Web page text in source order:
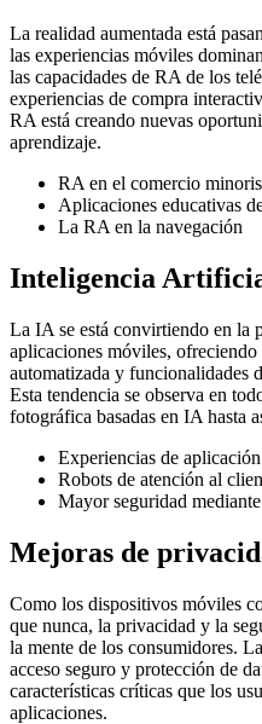
La realidad aumentada está
las experiencias móviles
las capacidades de RA de los
experiencias de compra
RA está creando nuevas
aprendizaje.
RA en el comercio
Aplicaciones educativas
La RA en la navegación
Inteligencia
La IA se está convirtiendo en la
aplicaciones móviles,
automatizada y funcionalidades
Esta tendencia se observa en
fotográfica basadas en IA hasta
Experiencias de
Robots de atención al
Mayor seguridad
Mejoras de
Como los dispositivos móviles
que nunca, la privacidad y la
la mente de los consumidores.
acceso seguro y protección de
características críticas que los
aplicaciones.